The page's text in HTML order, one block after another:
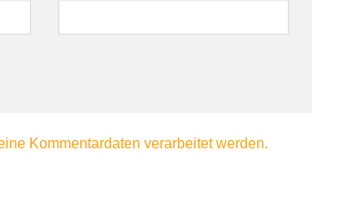
Kommentardaten verarbeitet werden.